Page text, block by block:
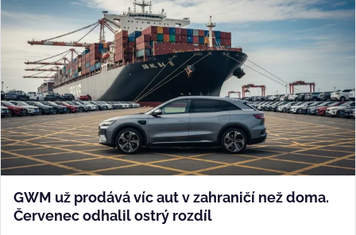
GWM už prodává víc aut v zahraničí než doma.
Červenec odhalil ostrý rozdíl